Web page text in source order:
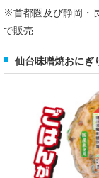
※首都圏及び静岡・
で販売
仙台味噌焼おにぎ